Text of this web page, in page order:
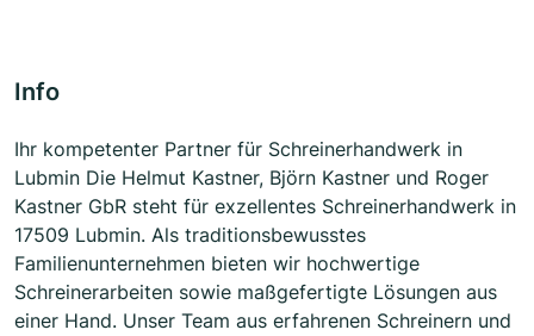
Info
Ihr kompetenter Partner für Schreinerhandwerk in
Lubmin Die Helmut Kastner, Björn Kastner und Roger
Kastner GbR steht für exzellentes Schreinerhandwerk in
17509 Lubmin. Als traditionsbewusstes
Familienunternehmen bieten wir hochwertige
Schreinerarbeiten sowie maßgefertigte Lösungen aus
einer Hand. Unser Team aus erfahrenen Schreinern und